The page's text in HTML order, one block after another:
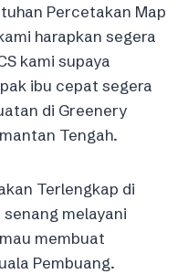
Percetakan Map
harapkan segera
kami supaya
ibu cepat segera
di Greenery
Tengah.
Terlengkap di
melayani
membuat
Pembuang.